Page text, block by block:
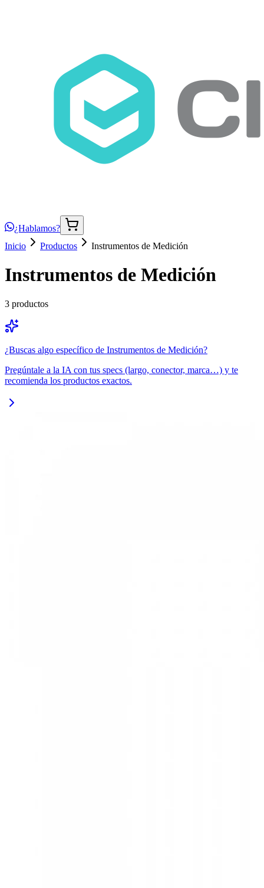
¿Hablamos?
Inicio
Productos Instrumentos de Medición
Instrumentos de Medición
3 productos
¿Buscas algo específico de Instrumentos de Medición?
Pregúntale a la IA con tus specs (largo, conector, marca…) y te
recomienda los productos exactos.